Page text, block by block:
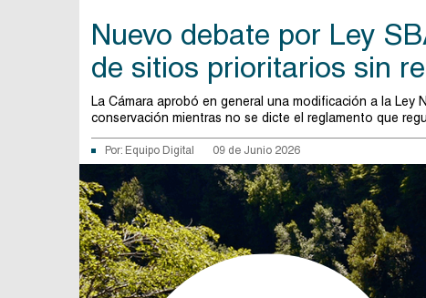
Nuevo debate por Ley
de sitios prioritarios sin
La Cámara aprobó en general una modificación a la Ley
conservación mientras no se dicte el reglamento que
Por: Equipo Digital 09 de Junio 2026